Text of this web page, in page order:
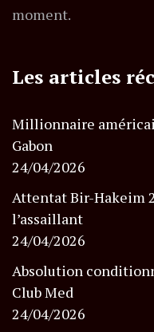
moment.
Les articles
Millionnaire
Gabon
24/04/2026
Attentat Bir-Hakeim
l’assaillant
24/04/2026
Absolution
Club Med
24/04/2026